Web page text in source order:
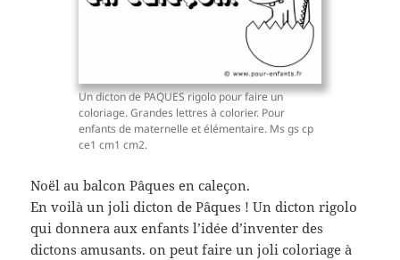
Un dicton de PAQUES rigolo pour faire un
coloriage. Grandes lettres à colorier. Pour
enfants de maternelle et élémentaire. Ms gs cp
ce1 cm1 cm2.
Noël au balcon Pâques en caleçon.
En voilà un joli dicton de Pâques ! Un dicton rigolo
qui donnera aux enfants l’idée d’inventer des
dictons amusants. on peut faire un joli coloriage à